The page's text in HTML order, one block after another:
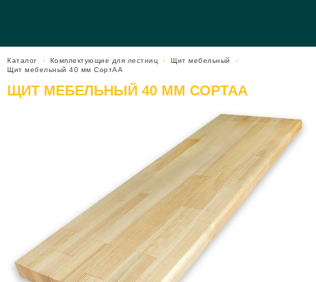
Каталог Комплектующие для лестниц
Щит мебельный
Щит мебельный 40 мм СортАА
ЩИТ МЕБЕЛЬНЫЙ 40 ММ СОРТАА